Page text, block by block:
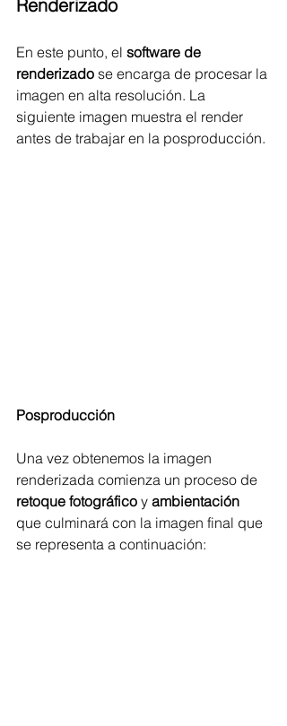
Renderizado
En este punto, el software de
renderizado se encarga de procesar la
imagen en alta resolución. La
siguiente imagen muestra el render
antes de trabajar en la posproducción.
Posproducción
Una vez obtenemos la imagen
renderizada comienza un proceso de
retoque fotográfico y ambientación
que culminará con la imagen final que
se representa a continuación: